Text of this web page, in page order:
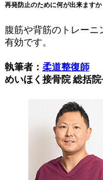
再発防止のために何が出来ますか
腹筋や背筋のトレーニ
有効です。
執筆者： 柔道整復師
めいほく接骨院 総括院